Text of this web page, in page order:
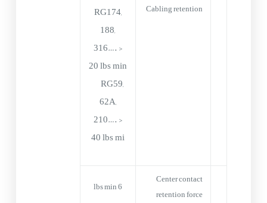
Cabling retention
RG174,
188,
316…. >
20 lbs min
RG59,
62A,
210…. >
40 lbs mi
Center contact
retention force
6 lbs min